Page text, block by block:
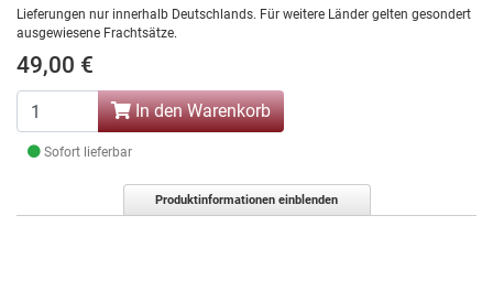
Lieferungen nur innerhalb Deutschlands. Für weitere Länder gelten gesondert
ausgewiesene Frachtsätze.
49,00 €
In den Warenkorb
Sofort lieferbar
Produktinformationen einblenden